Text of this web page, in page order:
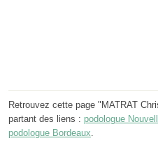
Retrouvez cette page "MATRAT
partant des liens : podologue
podologue Bordeaux.